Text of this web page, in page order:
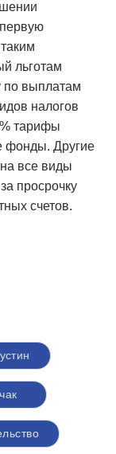
льготам
по выплатам
налогов
тарифы
фонды. Другие
все виды
просрочку
счетов.